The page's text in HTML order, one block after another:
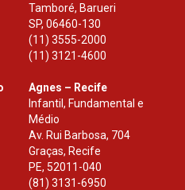
Tamboré, Barueri
SP,06460-130
(11) 3555-2000
(11) 3121-4600
Agnes – Recife
Infantil, Fundamental e
Médio
Av. Rui Barbosa, 704
Graças, Recife
PE, 52011-040
(81) 3131-6950